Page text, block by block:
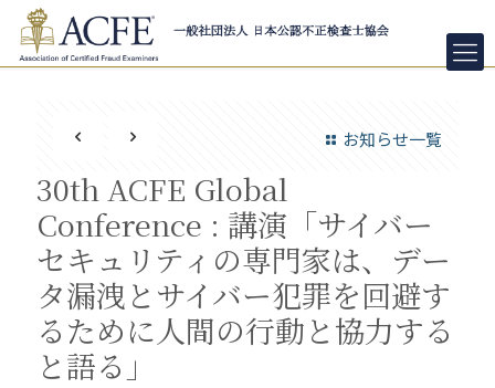
お知らせ一覧
30th ACFE Global
Conference : 講演「サイバー
セキュリティの専門家は、デー
タ漏洩とサイバー犯罪を回避す
るために人間の行動と協力する
と語る」